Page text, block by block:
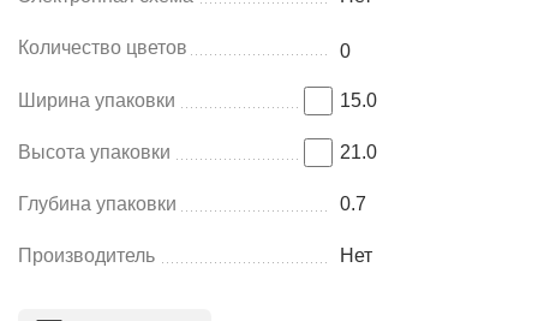
Количество цветов 0
Ширина упаковки 15.0
Высота упаковки 21.0
Глубина упаковки 0.7
Производитель Нет